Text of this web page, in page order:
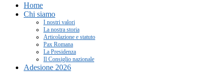
Home
Chi siamo
I nostri valori
La nostra storia
Articolazione e statuto
Pax Romana
La Presidenza
Il Consiglio nazionale
Adesione 2026